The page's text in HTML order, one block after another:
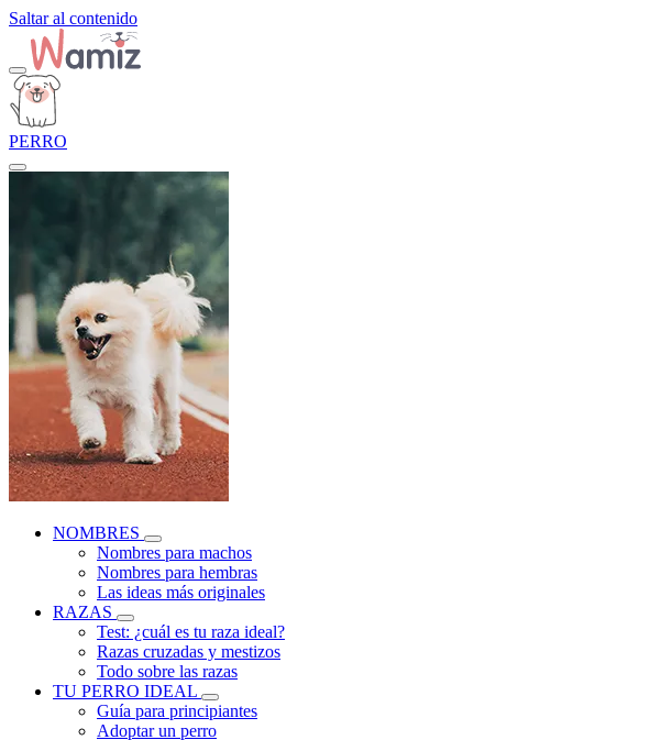
Saltar al contenido
PERRO
NOMBRES
Nombres para machos
Nombres para hembras
Las ideas más originales
RAZAS
Test: ¿cuál es tu raza ideal?
Razas cruzadas y mestizos
Todo sobre las razas
TU PERRO IDEAL
Guía para principiantes
Adoptar un perro